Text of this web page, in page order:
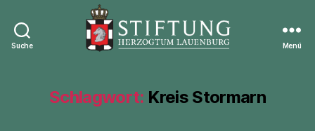
Suche
Lauenburg
Menü
Schlagwort: Kreis Stormarn